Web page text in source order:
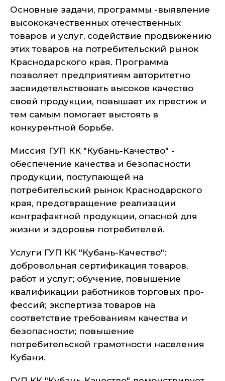
Основные задачи, программы -выявление
высококачественных отечественных
товаров и услуг, содействие продвижению
этих то­варов на потребительский рынок
Краснодарского края. Программа
позволяет предприятиям автори­тетно
засвидетельствовать высокое качество
своей продукции, повыша­ет их престиж и
тем самым помогает выстоять в
конкурентной борьбе.
Миссия ГУП КК "Кубань-Качество" -
обеспечение каче­ства и безопасности
продукции, поступающей на
потребительский рынок Краснодарского
края, пре­дотвращение реализации
контрафактной продук­ции, опасной для
жизни и здоровья потребителей.
Услуги ГУП КК "Кубань-Качество":
добровольная серти­фикация товаров,
работ и услуг; обучение, повышение
квалифи­кации работников торговых про­
фессий; экспертиза товаров на
соответствие требованиям каче­ства и
безопасности; повышение
потребительской грамотности населения
Кубани.